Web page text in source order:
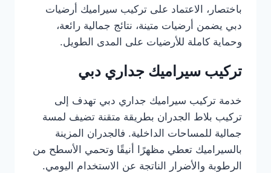
باختصار، الاعتماد على تركيب سيراميك أرضيات
دبي يضمن أرضيات متينة، نتائج جمالية رائعة،
وحماية كاملة للأرضيات على المدى الطويل.
تركيب سيراميك جداري دبي
خدمة تركيب سيراميك جداري دبي تهدف إلى
تركيب بلاط الجدران بطريقة متقنة تضيف لمسة
جمالية للمساحات الداخلية. فالجدران المزينة
بالسيراميك تعطي مظهرًا أنيقًا وتحمي الأسطح من
الرطوبة والأضرار الناتجة عن الاستخدام اليومي.